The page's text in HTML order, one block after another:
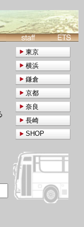
東京
横浜
鎌倉
京都
奈良
長崎
SHOP